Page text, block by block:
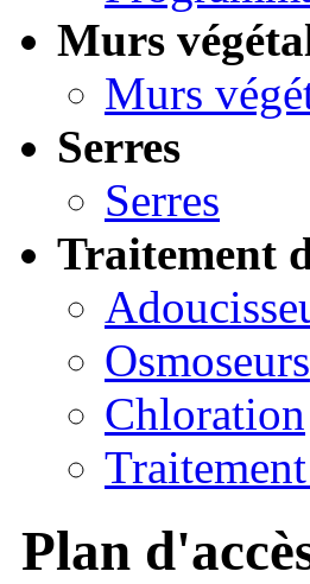
Murs
Murs
Serres
Serres
Traitement
Osmoseurs
Chloration
Plan